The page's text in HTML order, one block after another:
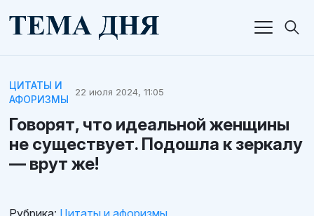
ЦИТАТЫ И
АФОРИЗМЫ
22 июля 2024, 11:05
Говорят, что идеальной женщины
не существует. Подошла к зеркалу
— врут же!
Рубрика: Цитаты и афоризмы